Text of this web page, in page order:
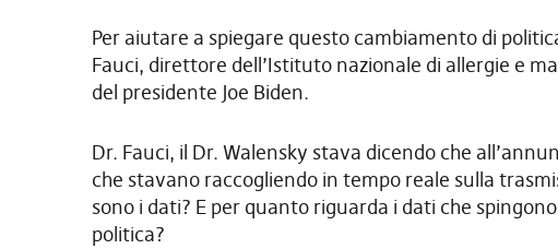
Per aiutare a spiegare questo cambiamento di
Fauci, direttore dell’Istituto nazionale di allergie e
del presidente Joe Biden.
Dr. Fauci, il Dr. Walensky stava dicendo che
che stavano raccogliendo in tempo reale sulla
sono i dati? E per quanto riguarda i dati che
politica?